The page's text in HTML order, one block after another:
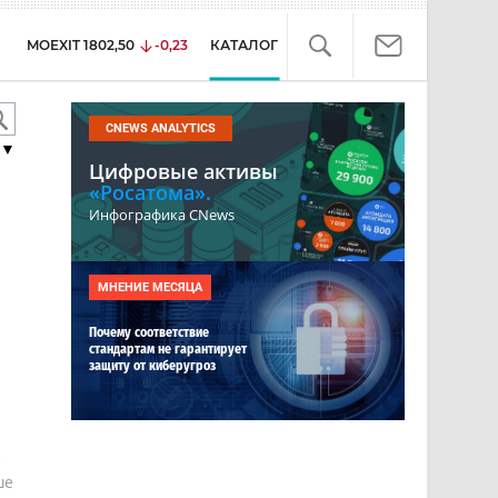
MOEXIT 1802,50 -0,23 КАТАЛОГ
▼
CNEWS ANALYTICS
Цифровые активы
«Росатома».
Инфографика CNews
МНЕНИЕ МЕСЯЦА
Почему соответствие
стандартам не гарантирует
защиту от киберугроз